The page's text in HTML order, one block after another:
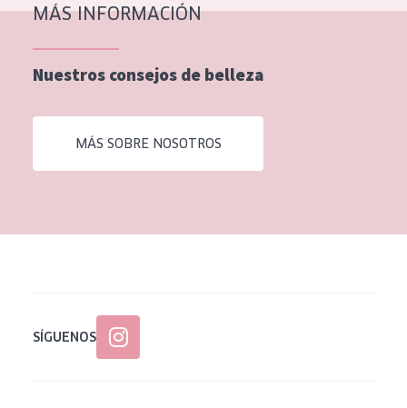
Piel normal y seca
Piel mixata o grasa
Piel madura
Piel expuesta al sol
Piel menopáusica
Todas las edades
MÁS INFORMACIÓN
Nuestros consejos de belleza
MÁS SOBRE NOSOTROS
SÍGUENOS